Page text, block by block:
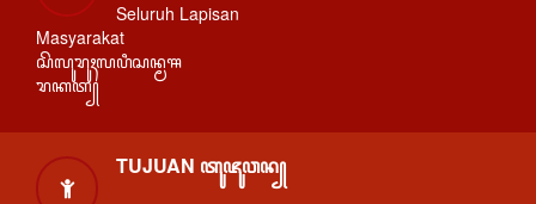
Seluruh Lapisan
Masyarakat
ꦱꦼꦭꦸꦫꦸꦃꦭꦥꦶꦱꦤ꧀ꦩꦯ
ꦫꦏꦠ꧀
TUJUAN ꦠꦸꦗꦸꦮꦤ꧀